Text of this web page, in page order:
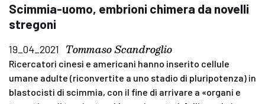
Scimmia-uomo, embrioni chimera da novelli
stregoni
19_04_2021 Tommaso Scandroglio
Ricercatori cinesi e americani hanno inserito cellule
umane adulte (riconvertite a uno stadio di pluripotenza) in
blastocisti di scimmia, con il fine di arrivare a «organi e